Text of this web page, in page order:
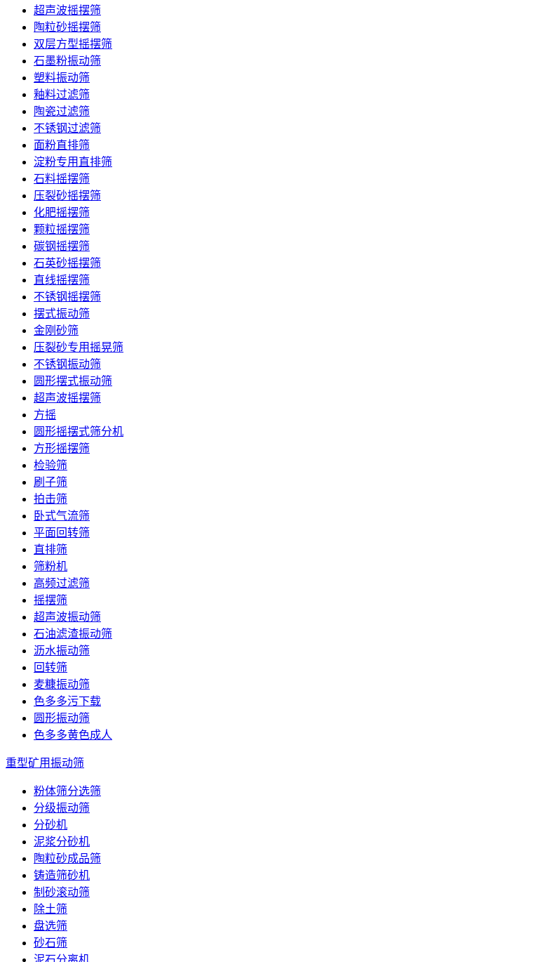
超声波摇摆筛
陶粒砂摇摆筛
双层方型摇摆筛
石墨粉振动筛
塑料振动筛
釉料过滤筛
陶瓷过滤筛
不锈钢过滤筛
面粉直排筛
淀粉专用直排筛
石料摇摆筛
压裂砂摇摆筛
化肥摇摆筛
颗粒摇摆筛
碳钢摇摆筛
石英砂摇摆筛
直线摇摆筛
不锈钢摇摆筛
摆式振动筛
金刚砂筛
压裂砂专用摇晃筛
不锈钢振动筛
圆形摆式振动筛
超声波摇摆筛
方摇
圆形摇摆式筛分机
方形摇摆筛
检验筛
刷子筛
拍击筛
卧式气流筛
平面回转筛
直排筛
筛粉机
高频过滤筛
摇摆筛
超声波振动筛
石油滤渣振动筛
沥水振动筛
回转筛
麦糠振动筛
色多多污下载
圆形振动筛
色多多黄色成人
重型矿用振动筛
粉体筛分选筛
分级振动筛
分砂机
泥浆分砂机
陶粒砂成品筛
铸造筛砂机
制砂滚动筛
除土筛
盘选筛
砂石筛
泥石分离机